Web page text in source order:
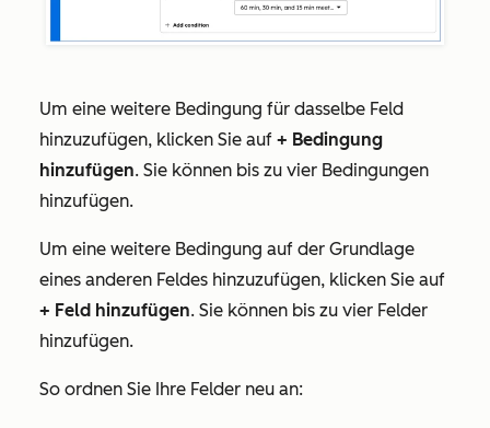
Um eine weitere Bedingung für dasselbe Feld
hinzuzufügen, klicken Sie auf + Bedingung
hinzufügen. Sie können bis zu vier Bedingungen
hinzufügen.
Um eine weitere Bedingung auf der Grundlage
eines anderen Feldes hinzuzufügen, klicken Sie auf
+ Feld hinzufügen. Sie können bis zu vier Felder
hinzufügen.
So ordnen Sie Ihre Felder neu an: